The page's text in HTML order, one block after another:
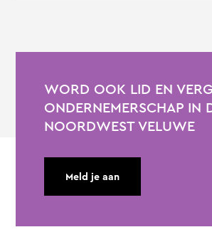
WORD OOK LID EN
ONDERNEMERSCHAP IN
NOORDWEST VELUWE
Meld je aan